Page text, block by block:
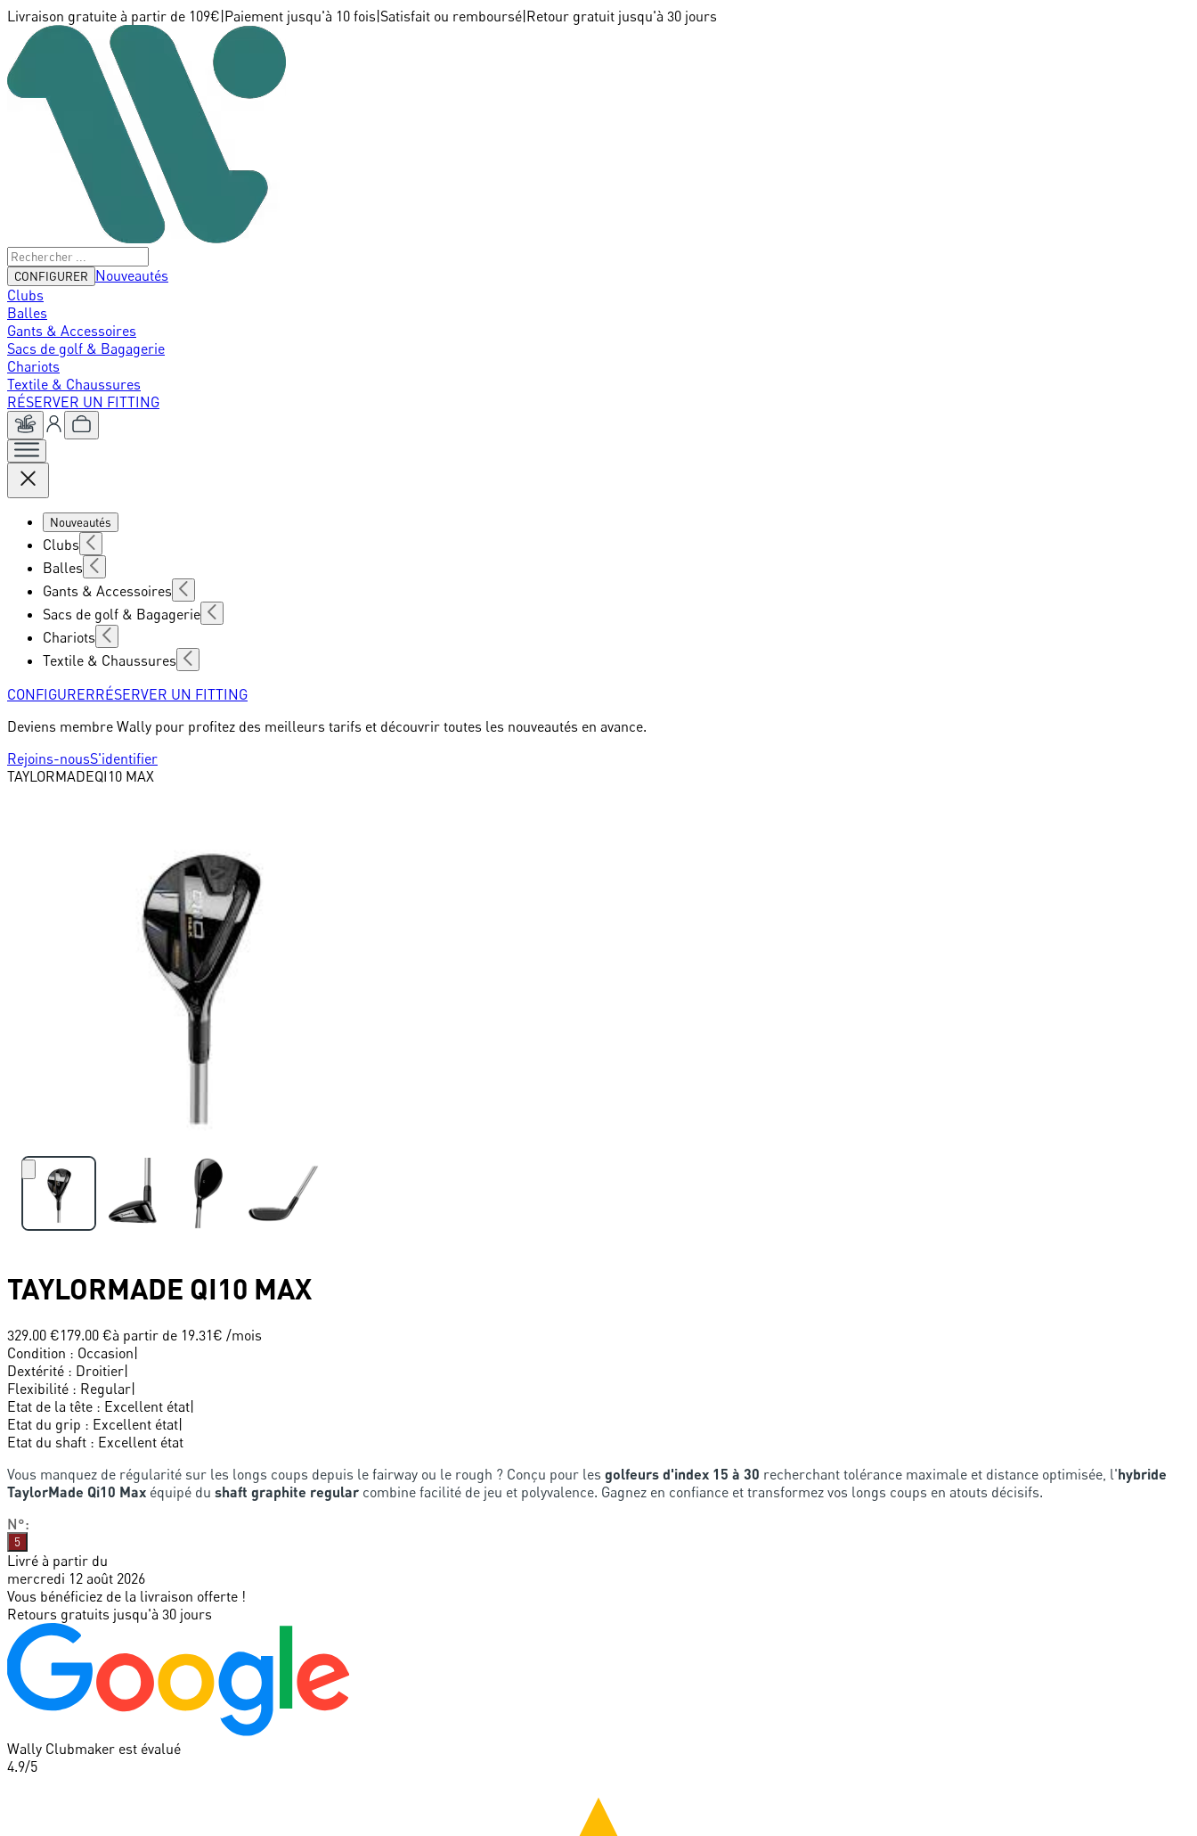
Livraison gratuite à partir de 109€ Paiement jusqu'à 10 fois Satisfait ou remboursé Retour gratuit jusqu'à 30 jours
CONFIGURER
Nouveautés
Clubs
Balles
Gants & Accessoires
Sacs de golf & Bagagerie
Chariots
Textile & Chaussures
RÉSERVER UN FITTING
Nouveautés
Clubs
Balles
Gants & Accessoires
Sacs de golf & Bagagerie
Chariots
Textile & Chaussures
CONFIGURERRÉSERVER UN FITTING
Deviens membre Wally pour profitez des meilleurs tarifs et découvrir toutes les nouveautés en avance.
Rejoins-nousS'identifier
TAYLORMADEQI10 MAX
TAYLORMADE QI10 MAX
329.00 €179.00 €à partir de 19.31€ /mois
Condition : Occasion|
Dextérité : Droitier|
Flexibilité : Regular|
Etat de la tête : Excellent état|
Etat du grip : Excellent état|
Etat du shaft : Excellent état
Vous manquez de régularité sur les longs coups depuis le fairway ou le rough ? Conçu pour les golfeurs d'index 15 à 30 recherchant tolérance maximale et distance optimisée, l'hybride
TaylorMade Qi10 Max équipé du shaft graphite regular combine facilité de jeu et polyvalence. Gagnez en confiance et transformez vos longs coups en atouts décisifs.
N°:
5
Livré à partir du
mercredi 12 août 2026
Vous bénéficiez de la livraison offerte !
Retours gratuits jusqu'à 30 jours
Wally Clubmaker est évalué
4.9/5